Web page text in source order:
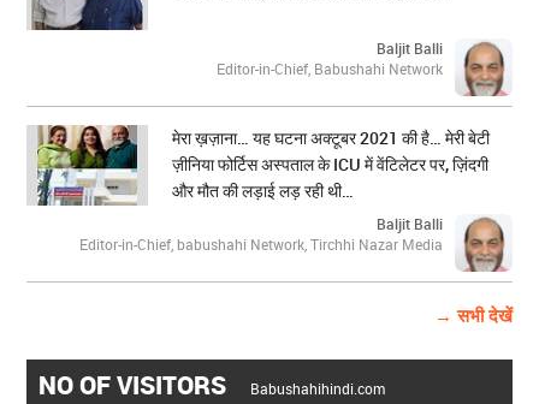
Baljit Balli
Editor-in-Chief, Babushahi Network
मेरा ख़ज़ाना… यह घटना अक्टूबर 2021 की है… मेरी बेटी
ज़ीनिया फोर्टिस अस्पताल के ICU में वेंटिलेटर पर, ज़िंदगी
और मौत की लड़ाई लड़ रही थी…
Baljit Balli
Editor-in-Chief, babushahi Network, Tirchhi Nazar Media
→ सभी देखें
NO OF VISITORS Babushahihindi.com